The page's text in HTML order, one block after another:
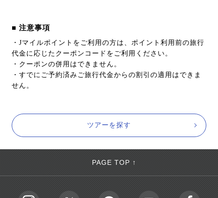
■ 注意事項
・Jマイルポイントをご利用の方は、ポイント利用前の旅行
代金に応じたクーポンコードをご利用ください。
・クーポンの併用はできません。
・すでにご予約済みご旅行代金からの割引の適用はできま
せん。
ツアーを探す
PAGE TOP ↑